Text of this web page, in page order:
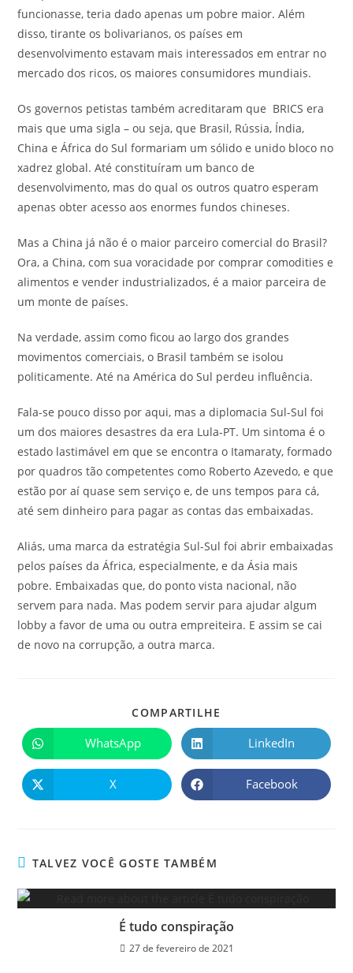
funcionasse, teria dado apenas um pobre maior. Além
disso, tirante os bolivarianos, os países em
desenvolvimento estavam mais interessados em entrar no
mercado dos ricos, os maiores consumidores mundiais.
Os governos petistas também acreditaram que BRICS era
mais que uma sigla – ou seja, que Brasil, Rússia, Índia,
China e África do Sul formariam um sólido e unido bloco no
xadrez global. Até constituíram um banco de
desenvolvimento, mas do qual os outros quatro esperam
apenas obter acesso aos enormes fundos chineses.
Mas a China já não é o maior parceiro comercial do Brasil?
Ora, a China, com sua voracidade por comprar comodities e
alimentos e vender industrializados, é a maior parceira de
um monte de países.
Na verdade, assim como ficou ao largo dos grandes
movimentos comerciais, o Brasil também se isolou
politicamente. Até na América do Sul perdeu influência.
Fala-se pouco disso por aqui, mas a diplomacia Sul-Sul foi
um dos maiores desastres da era Lula-PT. Um sintoma é o
estado lastimável em que se encontra o Itamaraty, formado
por quadros tão competentes como Roberto Azevedo, e que
estão por aí quase sem serviço e, de uns tempos para cá,
até sem dinheiro para pagar as contas das embaixadas.
Aliás, uma marca da estratégia Sul-Sul foi abrir embaixadas
pelos países da África, especialmente, e da Ásia mais
pobre. Embaixadas que, do ponto vista nacional, não
servem para nada. Mas podem servir para ajudar algum
lobby a favor de uma ou outra empreiteira. E assim se cai
de novo na corrupção, a outra marca.
COMPARTILHE
WhatsApp LinkedIn
X Facebook
TALVEZ VOCÊ GOSTE TAMBÉM
É tudo conspiração
27 de fevereiro de 2021